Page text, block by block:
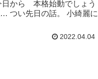
から 本格始動でしょう
つい先日の話。 小綺麗に
2022.04.04